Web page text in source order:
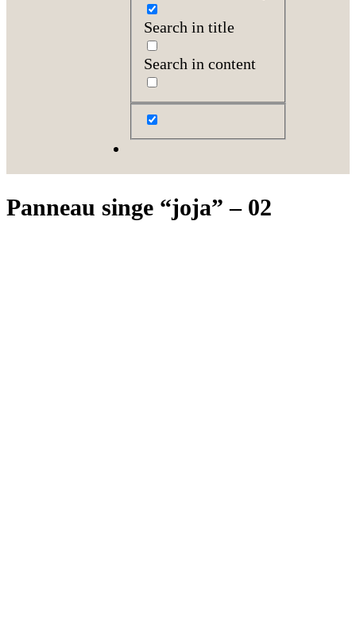
Search in title
Search in content
Panneau singe “joja” – 02